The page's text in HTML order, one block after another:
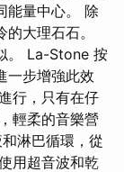
能量中心。 除
大理石石。
。 La-Stone 按
一步增強此效
行，只有在仔
輕柔的音樂營
淋巴循環，從
用超音波和乾